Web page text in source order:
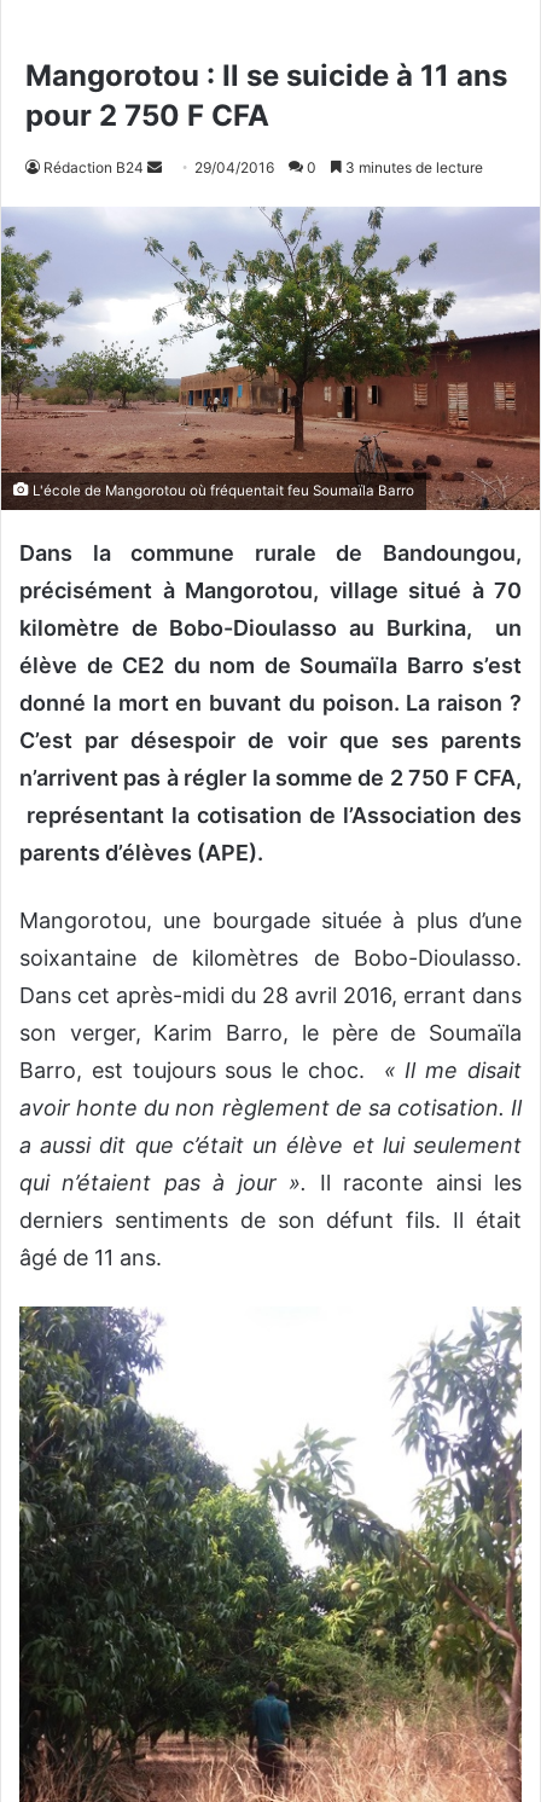
Mangorotou : Il se suicide à 11 ans
pour 2 750 F CFA
Rédaction B24
o
e
r
u
n
c
o
u
r
e
29/04/2016 0 3 minutes de lecture
L'école de Mangorotou où fréquentait feu Soumaïla Barro
Dans la commune rurale de Bandoungou,
précisément à Mangorotou, village situé à 70
kilomètre de Bobo-Dioulasso au Burkina, un
élève de CE2 du nom de Soumaïla Barro s’est
donné la mort en buvant du poison. La raison ?
C’est par désespoir de voir que ses parents
n’arrivent pas à régler la somme de 2 750 F CFA,
représentant la cotisation de l’Association des
parents d’élèves (APE).
Mangorotou, une bourgade située à plus d’une
soixantaine de kilomètres de Bobo-Dioulasso.
Dans cet après-midi du 28 avril 2016, errant dans
son verger, Karim Barro, le père de Soumaïla
Barro, est toujours sous le choc. « Il me disait
avoir honte du non règlement de sa cotisation. Il
a aussi dit que c’était un élève et lui seulement
qui n’étaient pas à jour ». Il raconte ainsi les
derniers sentiments de son défunt fils. Il était
âgé de 11 ans.